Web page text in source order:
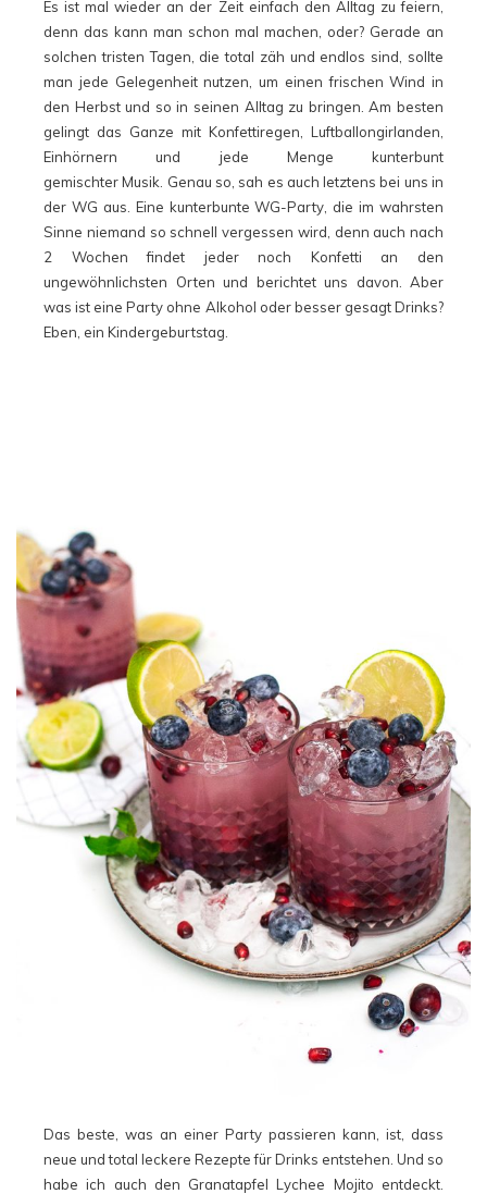
Es ist mal wieder an der Zeit einfach den Alltag zu feiern,
denn das kann man schon mal machen, oder? Gerade an
solchen tristen Tagen, die total zäh und endlos sind, sollte
man jede Gelegenheit nutzen, um einen frischen Wind in
den Herbst und so in seinen Alltag zu bringen. Am besten
gelingt das Ganze mit Konfettiregen, Luftballongirlanden,
Einhörnern und jede Menge kunterbunt
gemischter Musik. Genau so, sah es auch letztens bei uns in
der WG aus. Eine kunterbunte WG-Party, die im wahrsten
Sinne niemand so schnell vergessen wird, denn auch nach
2 Wochen findet jeder noch Konfetti an den
ungewöhnlichsten Orten und berichtet uns davon. Aber
was ist eine Party ohne Alkohol oder besser gesagt Drinks?
Eben, ein Kindergeburtstag.
Das beste, was an einer Party passieren kann, ist, dass
neue und total leckere Rezepte für Drinks entstehen. Und so
habe ich auch den Granatapfel Lychee Mojito entdeckt.